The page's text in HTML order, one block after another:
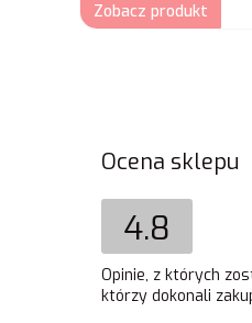
Zobacz produkt
Ocena sklepu
4.8
Opinie, z których
którzy dokonali